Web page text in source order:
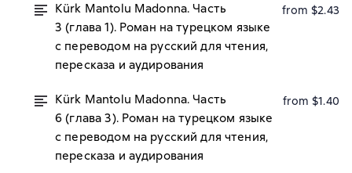
Kürk Mantolu Madonna. Часть
3 (глава 1). Роман на турецком языке
с переводом на русский для чтения,
пересказа и аудирования
from $2.43
Kürk Mantolu Madonna. Часть
6 (глава 3). Роман на турецком языке
с переводом на русский для чтения,
пересказа и аудирования
from $1.40